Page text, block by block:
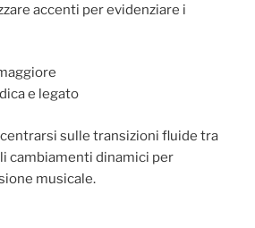
accenti per evidenziare i
e legato
sulle transizioni fluide tra
cambiamenti dinamici per
musicale.